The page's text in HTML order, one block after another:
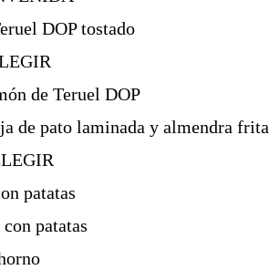
DOP tostado
de Teruel DOP
de pato laminada y almendra frita
patatas
patatas